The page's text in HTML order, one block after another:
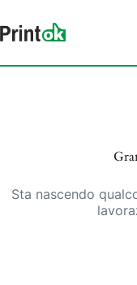
contenuto
Sta nascendo